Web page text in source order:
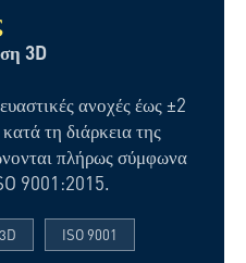
3D
ανοχές έως ±2
τη διάρκεια της
πλήρως σύμφωνα
9001:2015.
ISO 9001